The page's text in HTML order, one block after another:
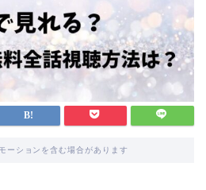
ーションを含む場合があります